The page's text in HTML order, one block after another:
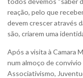
reação, pelo que
devem crescer através
são, criarem uma
Após a visita à Camara
num almoço de
Associativismo,